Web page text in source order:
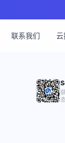
联系我们 云
态